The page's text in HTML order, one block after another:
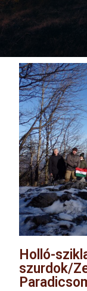
Holló-
szurdok/